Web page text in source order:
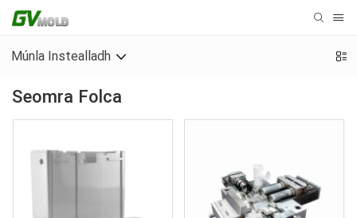
Múnla Instealladh
Seomra Folca